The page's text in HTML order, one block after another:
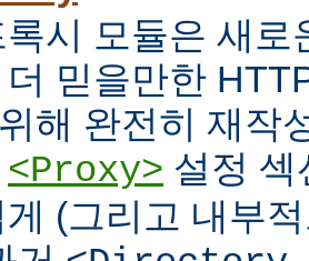
록시 모듈은 새
믿을만한
해 완전히 재작
<Proxy> 설정 섹
게 (그리고 내부